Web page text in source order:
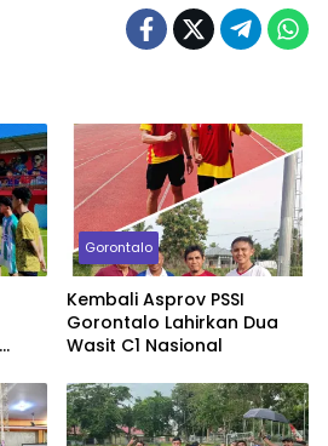
Gorontalo
Kembali Asprov PSSI
Gorontalo Lahirkan Dua
Wasit C1 Nasional